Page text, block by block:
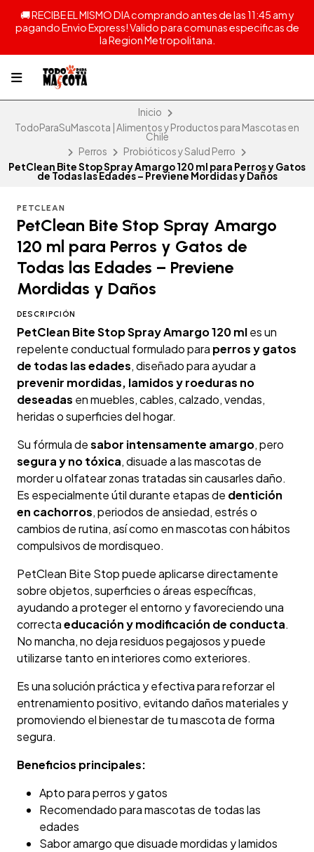
🚚 RECIBE EL MISMO DIA comprando antes de las 11:45 am y
pagando Envio Express! Valido para comunas especificas de
la Region Metropolitana.
Inicio
TodoParaSuMascota | Alimentos y Productos para Mascotas en
Chile
Perros
Probióticos y Salud Perro
PetClean Bite Stop Spray Amargo 120 ml para Perros y Gatos
de Todas las Edades – Previene Mordidas y Daños
PETCLEAN
PetClean Bite Stop Spray Amargo
120 ml para Perros y Gatos de
Todas las Edades – Previene
Mordidas y Daños
DESCRIPCIÓN
PetClean Bite Stop Spray Amargo 120 mles un
repelente conductual formulado para perros y gatos
de todas las edades, diseñado para ayudar a
prevenir mordidas, lamidos y roeduras no
deseadas en muebles, cables, calzado, vendas,
heridas o superficies del hogar.
Su fórmula desabor intensamente amargo, pero
segura y no tóxica, disuade a las mascotas de
morder u olfatear zonas tratadas sin causarles daño.
Es especialmente útil durante etapas de dentición
en cachorros, periodos de ansiedad, estrés o
cambios de rutina, así como en mascotas con hábitos
compulsivos de mordisqueo.
PetClean Bite Stop puede aplicarse directamente
sobre objetos, superficies o áreas específicas,
ayudando a proteger el entorno y favoreciendo una
correctaeducación y modificación de conducta.
No mancha, no deja residuos pegajosos y puede
utilizarse tanto en interiores como exteriores.
Es una solución práctica y efectiva para reforzar el
entrenamiento positivo, evitando daños materiales y
promoviendo el bienestar de tu mascota de forma
segura.
Beneficios principales:
Apto para perros y gatos
Recomendado para mascotas de todas las
edades
Sabor amargo que disuade mordidas y lamidos